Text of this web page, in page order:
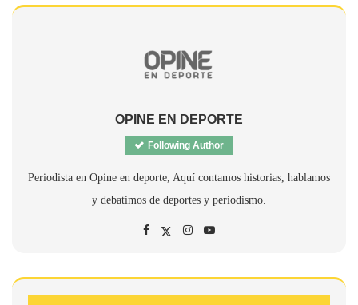
OPINE EN DEPORTE
Following Author
Periodista en Opine en deporte, Aquí contamos historias, hablamos
y debatimos de deportes y periodismo.